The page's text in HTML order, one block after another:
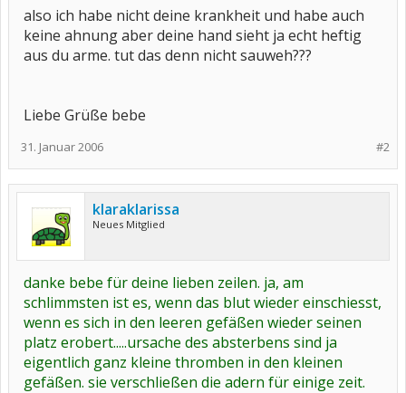
also ich habe nicht deine krankheit und habe auch
keine ahnung aber deine hand sieht ja echt heftig
aus du arme. tut das denn nicht sauweh???
Liebe Grüße bebe
#2
31. Januar 2006
klaraklarissa
Neues Mitglied
danke bebe für deine lieben zeilen. ja, am
schlimmsten ist es, wenn das blut wieder einschiesst,
wenn es sich in den leeren gefäßen wieder seinen
platz erobert.....ursache des absterbens sind ja
eigentlich ganz kleine thromben in den kleinen
gefäßen. sie verschließen die adern für einige zeit.